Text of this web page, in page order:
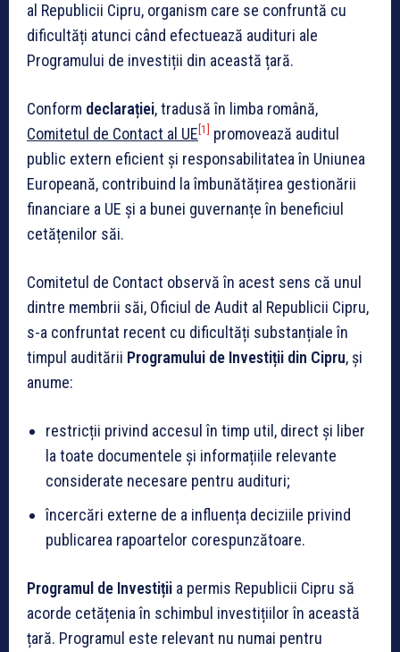
al Republicii Cipru, organism care se confruntă cu
dificultăți atunci când efectuează audituri ale
Programului de investiții din această țară.
Conform declarației, tradusă în limba română,
Comitetul de Contact al UE[1] promovează auditul
public extern eficient și responsabilitatea în Uniunea
Europeană, contribuind la îmbunătățirea gestionării
financiare a UE și a bunei guvernanțe în beneficiul
cetățenilor săi.
Comitetul de Contact observă în acest sens că unul
dintre membrii săi, Oficiul de Audit al Republicii Cipru,
s-a confruntat recent cu dificultăți substanțiale în
timpul auditării Programului de Investiții din Cipru, și
anume:
restricții privind accesul în timp util, direct și liber
la toate documentele și informațiile relevante
considerate necesare pentru audituri;
încercări externe de a influența deciziile privind
publicarea rapoartelor corespunzătoare.
Programul de Investiții a permis Republicii Cipru să
acorde cetățenia în schimbul investițiilor în această
țară. Programul este relevant nu numai pentru